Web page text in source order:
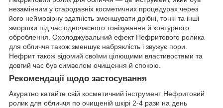
незамінним у стародавніх косметичних процедурах через
його неймовірну здатність зменшувати дрібні, тонкі та інші
зморшки під час одночасного тонізування й контурного
оброблення. Охолоджувальний ефект Нефритового ролика
для обличчя також зменшує набряклість і звужує пори.
Нефрит також відомий своїми цілющими властивостями та
довгий час був символом очищення й спокою.
Рекомендації щодо застосування
Акуратно катайте свій косметичний інструмент Нефритовий
ролик для обличчя по очищеній шкірі 2-4 рази на день